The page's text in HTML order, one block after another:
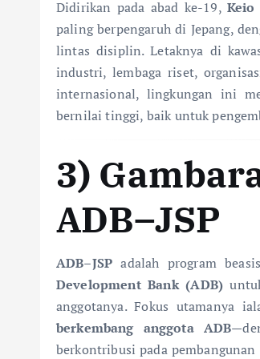
Didirikan pada abad ke-19, Keio
paling berpengaruh di Jepang,
lintas disiplin. Letaknya di
industri, lembaga riset,
internasional, lingkungan ini
bernilai tinggi, baik untuk
3)
ADB–JSP
ADB–JSP adalah program
Development Bank (ADB)
anggotanya. Fokus utamanya
berkembang anggota ADB
berkontribusi pada